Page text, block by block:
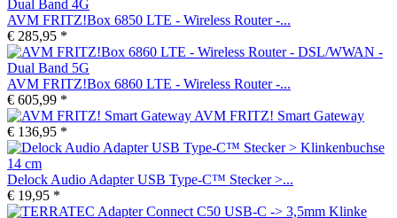
AVM FRITZ!Box 6850 LTE - Wireless Router -...
€ 285,95 *
AVM FRITZ!Box 6860 LTE - Wireless Router -...
€ 605,99 *
AVM FRITZ! Smart Gateway
€ 136,95 *
Delock Audio Adapter USB Type-C™ Stecker >...
€ 19,95 *